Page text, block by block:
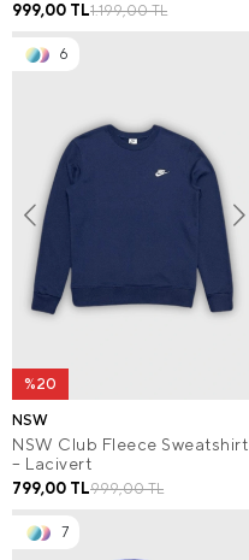
1.199,00 TL
999,00 TL
6
%20
NSW
NSW Club Fleece Sweatshirt
– Lacivert
999,00 TL
799,00 TL
7